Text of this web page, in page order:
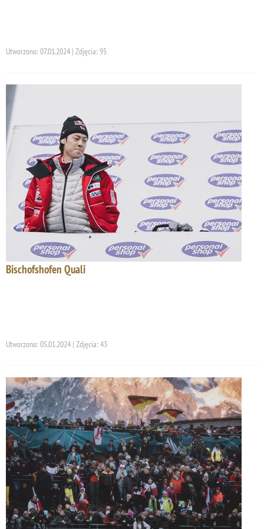
Utworzono: 07.01.2024 | Zdjęcia: 95
Bischofshofen Quali
Utworzono: 05.01.2024 | Zdjęcia: 43